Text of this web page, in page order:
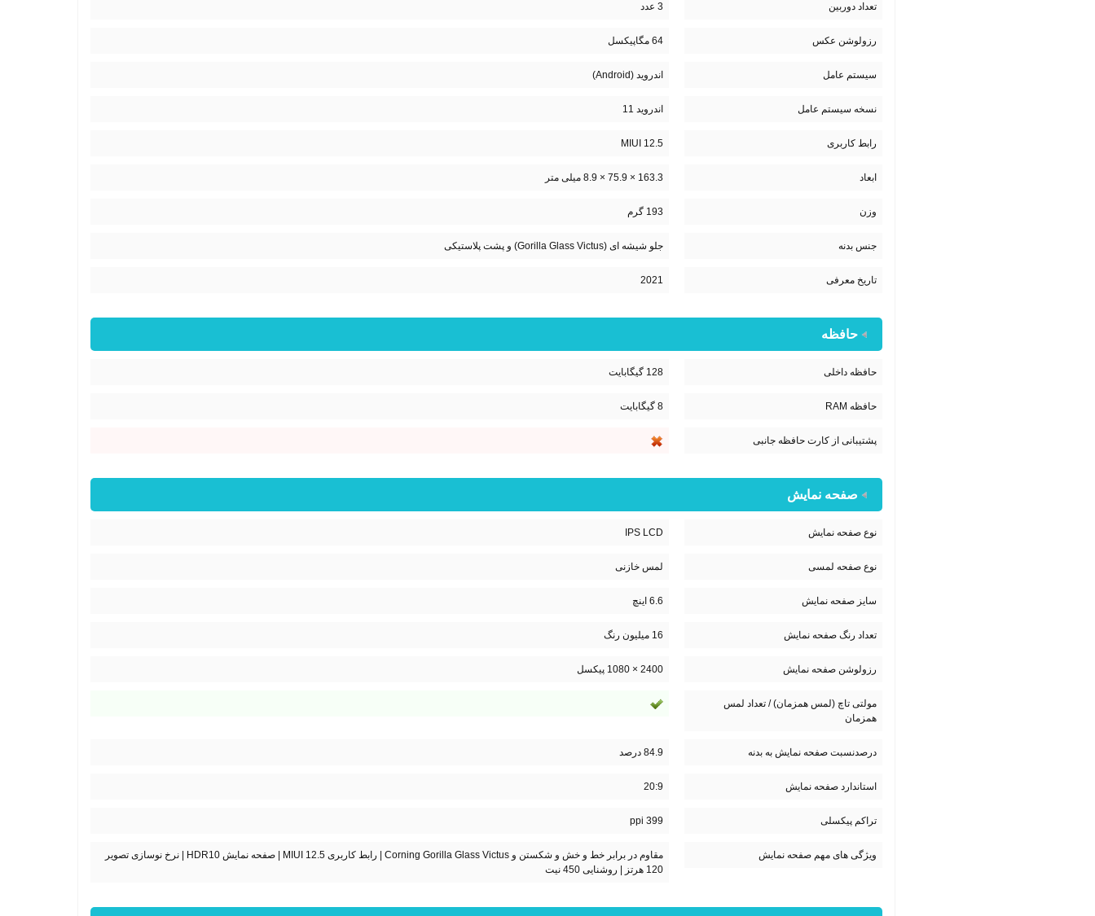
تعداد دوربین 3 عدد
رزولوشن عکس 64 مگاپیکسل
سیستم عامل اندروید (Android)
نسخه سیستم عامل اندروید 11
رابط کاربری MIUI 12.5
ابعاد 163.3 × 75.9 × 8.9 میلی متر
وزن 193 گرم
جنس بدنه جلو شیشه ای (Gorilla Glass Victus) و پشت پلاستیکی
تاریخ معرفی 2021
حافظه
حافظه داخلی 128 گیگابایت
حافظه RAM 8 گیگابایت
پشتیبانی از کارت حافظه جانبی
صفحه نمایش
نوع صفحه نمایش IPS LCD
نوع صفحه لمسی لمس خازنی
سایز صفحه نمایش 6.6 اینچ
تعداد رنگ صفحه نمایش 16 میلیون رنگ
رزولوشن صفحه نمایش 2400 × 1080 پیکسل
مولتی تاچ (لمس همزمان) / تعداد لمس
همزمان
درصدنسبت صفحه نمایش به بدنه 84.9 درصد
استاندارد صفحه نمایش 20:9
تراکم پیکسلی 399 ppi
ویژگی های مهم صفحه نمایش
مقاوم در برابر خط و خش و شکستن و Corning Gorilla Glass Victus | رابط کاربری MIUI 12.5 | صفحه نمایش HDR10 | نرخ نوسازی تصویر
120 هرتز | روشنایی 450 نیت